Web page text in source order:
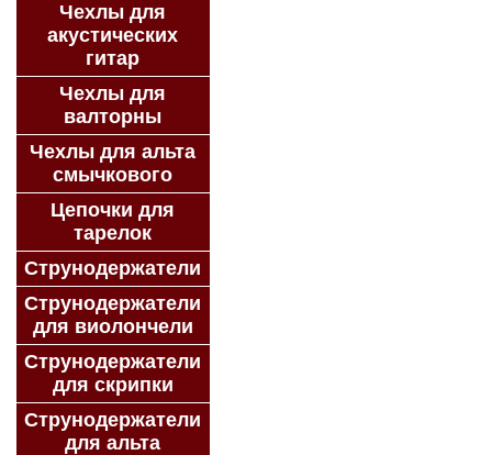
Чехлы для
акустических
гитар
Чехлы для
валторны
Чехлы для альта
смычкового
Цепочки для
тарелок
Струнодержатели
Струнодержатели
для виолончели
Струнодержатели
для скрипки
Струнодержатели
для альта